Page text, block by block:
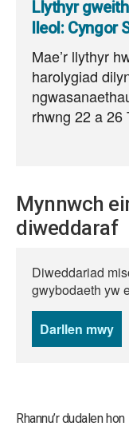
Llythyr
lleol: Cyngor
Mae’r llythyr
harolygiad
rhwng 22 a 26
Mynnwch
diweddaraf
Diweddariad
gwybodaeth yw
Darllen mwy
Rhannu’r dudalen hon